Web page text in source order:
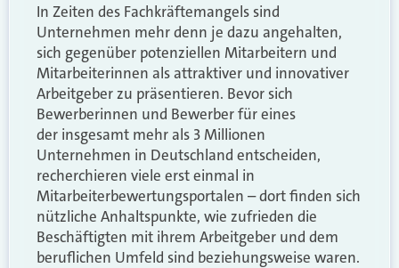
In Zeiten des Fachkräftemangels sind
Unternehmen mehr denn je dazu angehalten,
sich gegenüber potenziellen Mitarbeitern und
Mitarbeiterinnen als attraktiver und innovativer
Arbeitgeber zu präsentieren. Bevor sich
Bewerberinnen und Bewerber für eines
der insgesamt mehr als 3 Millionen
Unternehmen in Deutschland entscheiden,
recherchieren viele erst einmal in
Mitarbeiterbewertungsportalen – dort finden sich
nützliche Anhaltspunkte, wie zufrieden die
Beschäftigten mit ihrem Arbeitgeber und dem
beruflichen Umfeld sind beziehungsweise waren.